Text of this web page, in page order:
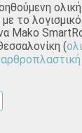
με το
Mako
(